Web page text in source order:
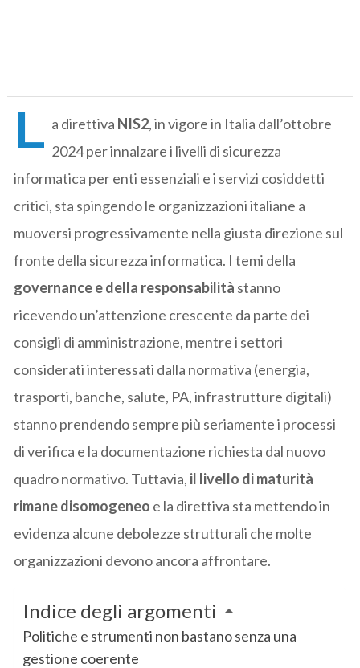
L a direttiva NIS2, in vigore in Italia dall’ottobre
2024 per innalzare i livelli di sicurezza
informatica per enti essenziali e i servizi cosiddetti
critici, sta spingendo le organizzazioni italiane a
muoversi progressivamente nella giusta direzione sul
fronte della sicurezza informatica. I temi della
governance e della responsabilità stanno
ricevendo un’attenzione crescente da parte dei
consigli di amministrazione, mentre i settori
considerati interessati dalla normativa (energia,
trasporti, banche, salute, PA, infrastrutture digitali)
stanno prendendo sempre più seriamente i processi
di verifica e la documentazione richiesta dal nuovo
quadro normativo. Tuttavia, il livello di maturità
rimane disomogeneo e la direttiva sta mettendo in
evidenza alcune debolezze strutturali che molte
organizzazioni devono ancora affrontare.
Indice degli argomenti
Politiche e strumenti non bastano senza una
gestione coerente